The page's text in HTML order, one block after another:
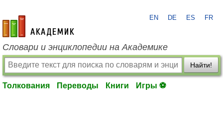
academic.ru
EN DE ES FR
Словари и энциклопедии на Академике
Найти!
Толкования Переводы Книги Игры ⚽